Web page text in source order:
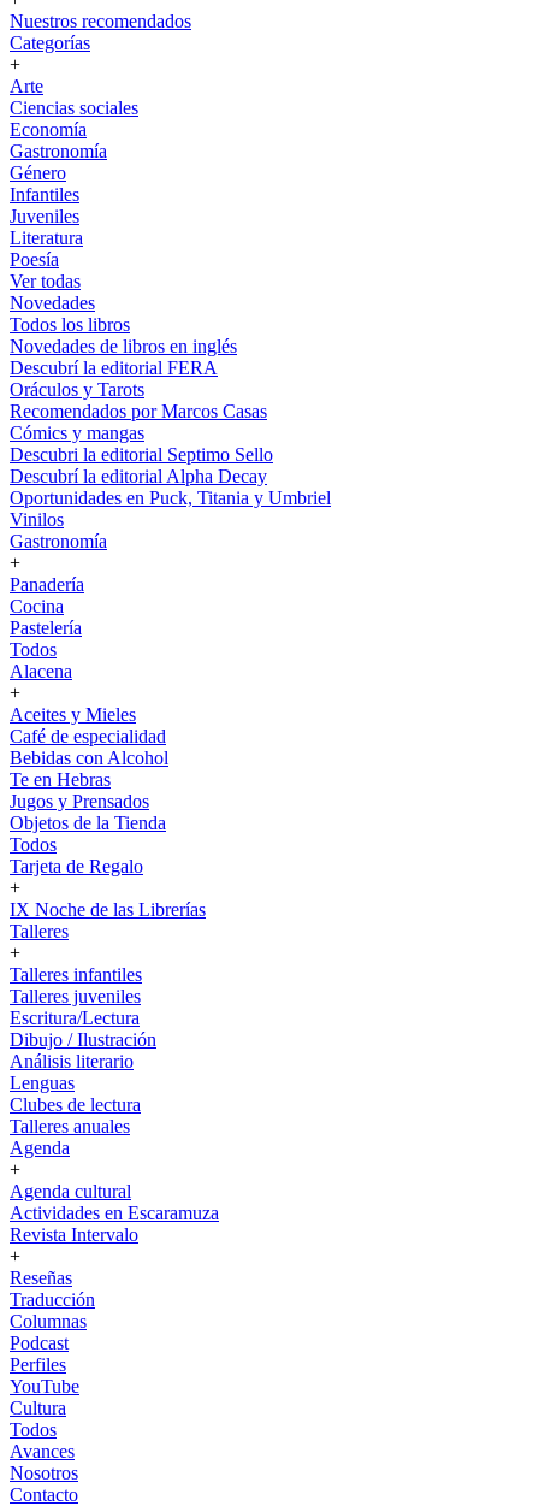
Nuestros recomendados
Categorías
+
Arte
Ciencias sociales
Economía
Gastronomía
Género
Infantiles
Juveniles
Literatura
Poesía
Ver todas
Novedades
Todos los libros
Novedades de libros en inglés
Descubrí la editorial FERA
Oráculos y Tarots
Recomendados por Marcos Casas
Cómics y mangas
Descubri la editorial Septimo Sello
Descubrí la editorial Alpha Decay
Oportunidades en Puck, Titania y Umbriel
Vinilos
Gastronomía
+
Panadería
Cocina
Pastelería
Todos
Alacena
+
Aceites y Mieles
Café de especialidad
Bebidas con Alcohol
Te en Hebras
Jugos y Prensados
Objetos de la Tienda
Todos
Tarjeta de Regalo
+
IX Noche de las Librerías
Talleres
+
Talleres infantiles
Talleres juveniles
Escritura/Lectura
Dibujo / Ilustración
Análisis literario
Lenguas
Clubes de lectura
Talleres anuales
Agenda
+
Agenda cultural
Actividades en Escaramuza
Revista Intervalo
+
Reseñas
Traducción
Columnas
Podcast
Perfiles
YouTube
Cultura
Todos
Avances
Nosotros
Contacto